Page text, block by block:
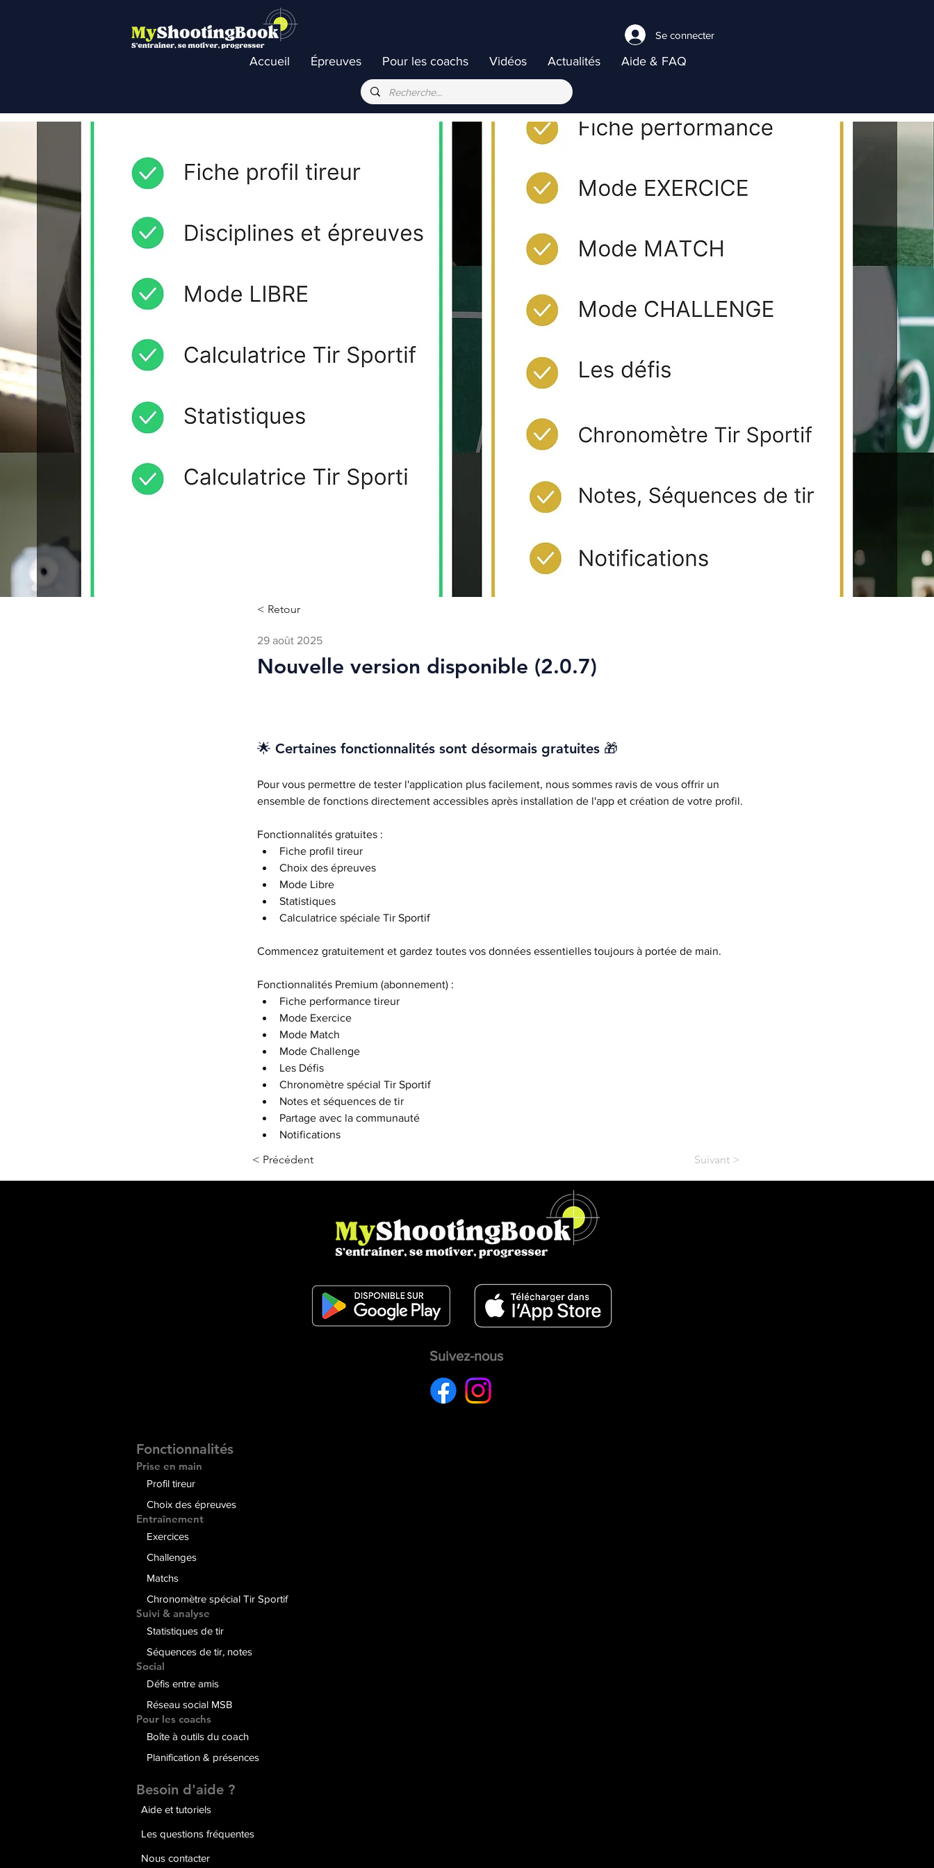
Se connecter
Accueil Épreuves Pour les coachs Vidéos Actualités Aide & FAQ
< Retour
29 août 2025
Nouvelle version disponible (2.0.7)
🌟 Certaines fonctionnalités sont désormais gratuites 🎁
Pour vous permettre de tester l'application plus facilement, nous sommes ravis de vous offrir un
ensemble de fonctions directement accessibles après installation de l'app et création de votre profil.
Fonctionnalités gratuites :
Fiche profil tireur
Choix des épreuves
Mode Libre
Statistiques
Calculatrice spéciale Tir Sportif
Commencez gratuitement et gardez toutes vos données essentielles toujours à portée de main.
Fonctionnalités Premium (abonnement) :
Fiche performance tireur
Mode Exercice
Mode Match
Mode Challenge
Les Défis
Chronomètre spécial Tir Sportif
Notes et séquences de tir
Partage avec la communauté
Notifications
< Précédent Suivant >
Suivez-nous
Fonctionnalités
Prise en main
Profil tireur
Choix des épreuves
Entraînement
Exercices
Challenges
Matchs
Chronomètre spécial Tir Sportif
Suivi & analyse
Statistiques de tir
Séquences de tir, notes
Social
Défis entre amis
Réseau social MSB
Pour les coachs
Boîte à outils du coach
Planification & présences
Besoin d'aide ?
Aide et tutoriels
Les questions fréquentes
Nous contacter